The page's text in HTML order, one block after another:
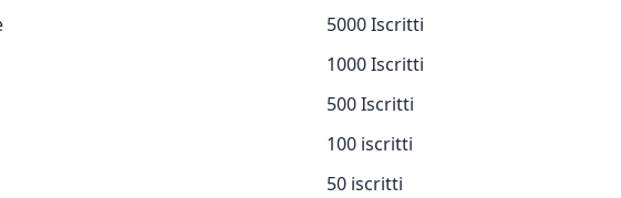
5000 Iscritti
1000 Iscritti
500 Iscritti
100 iscritti
50 iscritti